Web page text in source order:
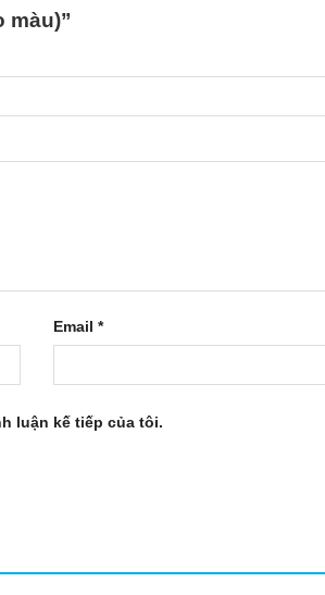
màu)”
Email *
luận kế tiếp của tôi.